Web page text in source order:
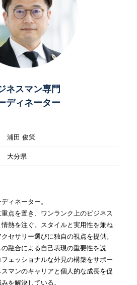
ネスマン専門
ディネーター
浦田 俊策
大分県
ィネーター。
点を置き、ワンランク上のビジネス
熱を注ぐ。スタイルと実用性を兼ね
セサリー選びに独自の視点を提供。
融合による自己表現の重要性を説
ェッショナルな外見の構築をサポー
マンのキャリアと個人的な成長を促
を解決している。